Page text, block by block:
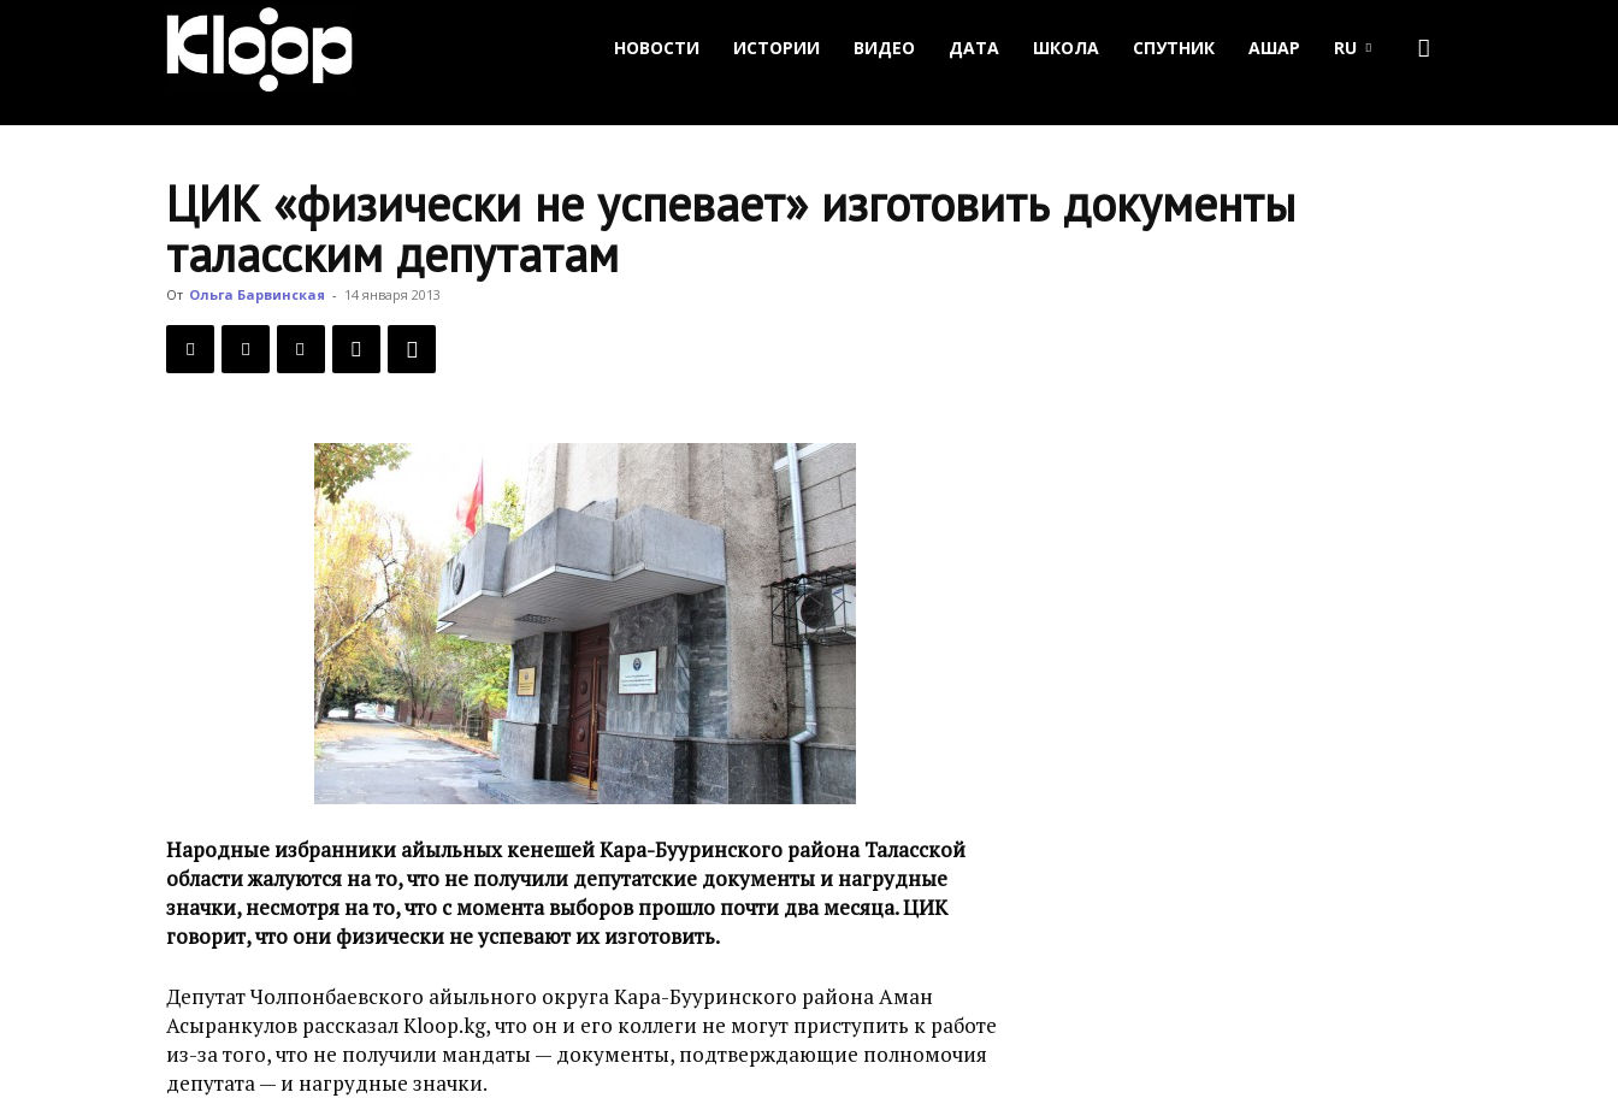
Новости
Кыргызстана
НОВОСТИ ИСТОРИИ ВИДЕО ДАТА ШКОЛА СПУТНИК АШАР RU
ЦИК «физически не успевает» изготовить документы
таласским депутатам
От Ольга Барвинская - 14 января 2013
Народные избранники айыльных кенешей Кара-Бууринского района Таласской
области жалуются на то, что не получили депутатские документы и нагрудные
значки, несмотря на то, что с момента выборов прошло почти два месяца. ЦИК
говорит, что они физически не успевают их изготовить.
Депутат Чолпонбаевского айыльного округа Кара-Бууринского района Аман
Асыранкулов рассказал Kloop.kg, что он и его коллеги не могут приступить к работе
из-за того, что не получили мандаты — документы, подтверждающие полномочия
депутата — и нагрудные значки.